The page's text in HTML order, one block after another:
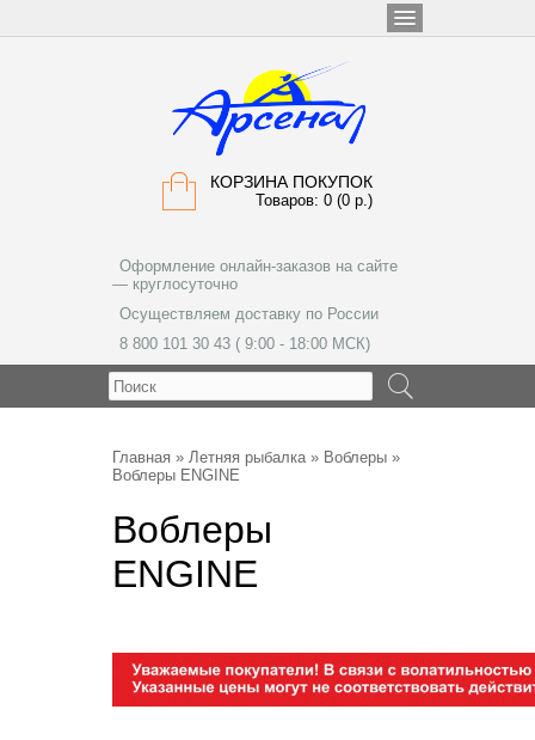
КОРЗИНА ПОКУПОК
Товаров: 0 (0 р.)
Оформление онлайн-заказов на сайте
— круглосуточно
Осуществляем доставку по России
8 800 101 30 43 ( 9:00 - 18:00 МСК)
Главная » Летняя рыбалка» Воблеры »
Воблеры ENGINE
Воблеры
ENGINE